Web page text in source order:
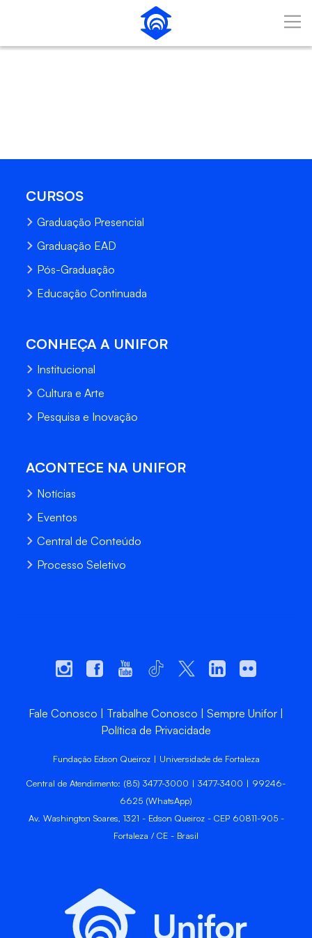
Pular para o Conteúdo principal
CURSOS
Graduação Presencial
Graduação EAD
Pós-Graduação
Educação Continuada
CONHEÇA A UNIFOR
Institucional
Cultura e Arte
Pesquisa e Inovação
ACONTECE NA UNIFOR
Notícias
Eventos
Central de Conteúdo
Processo Seletivo
Fale Conosco Trabalhe Conosco
Sempre Unifor
Política de Privacidade
Fundação Edson Queiroz | Universidade de Fortaleza
Central de Atendimento: (85) 3477-3000 | 3477-3400 | 99246-
6625 (WhatsApp)
Av. Washington Soares, 1321 - Edson Queiroz - CEP 60811-905 -
Fortaleza / CE - Brasil